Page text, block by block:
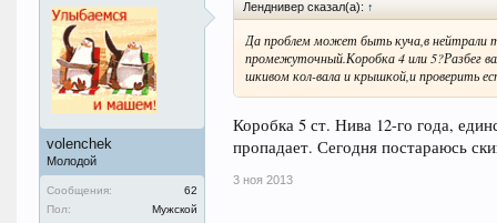
volenchek
Молодой
Сообщения:
62
Пол:
Мужской
Ленднивер сказал(а): ↑
Да проблем может быть куча,в нейтрали
промежуточный.Коробка 4 или 5?Разбег
шкивом кол-вала и крышкой,и проверить
Коробка 5 ст. Нива 12-го года,
пропадает. Сегодня постараюсь
3 ноя 2013